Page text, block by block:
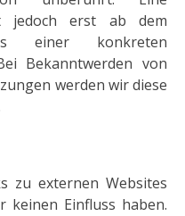
jedoch erst ab dem
einer konkreten
Bekanntwerden von
werden wir diese
zu externen Websites
Einfluss haben.